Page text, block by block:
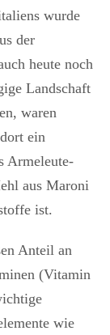
wurde
der
heute noch
Landschaft
waren
ein
Armeleute-
aus Maroni
ist.
Anteil an
(Vitamin
wie